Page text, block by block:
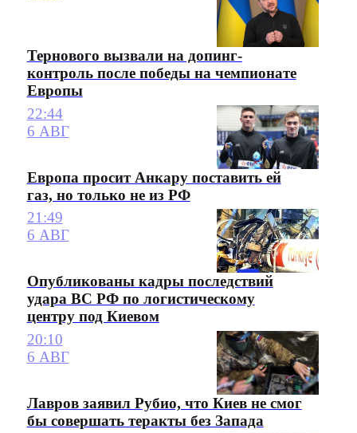
Тернового вызвали на допинг-
контроль после победы на чемпионате
Европы
22:44
6 АВГ
Европа просит Анкару поставить ей
газ, но только не из РФ
21:49
6 АВГ
Опубликованы кадры последствий
удара ВС РФ по логистическому
центру под Киевом
20:10
6 АВГ
Лавров заявил Рубио, что Киев не смог
бы совершать теракты без Запада